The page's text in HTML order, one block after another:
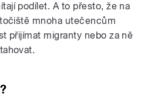
podílet. A to přesto, že na
mnoha utečencům
přijímat migranty nebo za ně